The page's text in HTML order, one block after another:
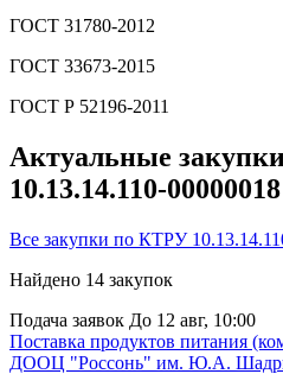
ГОСТ 31780-2012
ГОСТ 33673-2015
ГОСТ Р 52196-2011
Актуальные
10.13.14.110-00000018
Все закупки по КТРУ
Найдено 14 закупок
Подача заявок До 12 авг, 10:00
Поставка продуктов питания
ДООЦ "Россонь" им. Ю.А.